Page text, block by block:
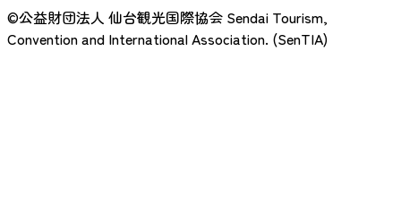
©公益財団法人 仙台観光国際協会 Sendai Tourism,
Convention and International Association. (SenTIA)